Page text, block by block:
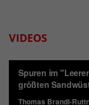
VIDEOS